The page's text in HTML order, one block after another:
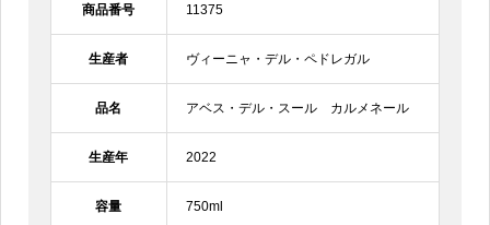
商品番号 11375
生産者 ヴィーニャ・デル・ペドレガル
品名 アベス・デル・スール カルメネール
生産年 2022
容量 750ml